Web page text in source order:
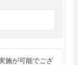
施が可能でござ